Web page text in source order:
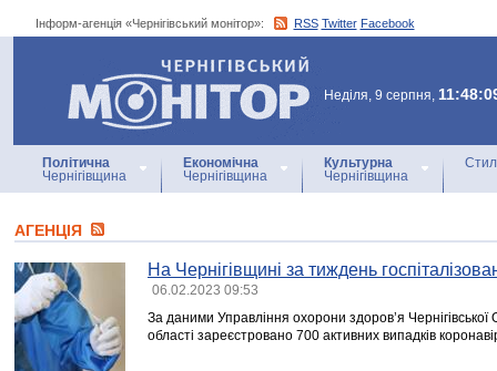
Інформ-агенція «Чернігівський монітор»: RSS Twitter Facebook
Інформ-агенція
«Чернігівський монітор»
Неділя, 9 серпня,
Політична
Чернігівщина
Економічна
Чернігівщина
Культурна
Чернігівщина
АГЕНЦIЯ
На Чернігівщині за тиждень
06.02.2023 09:53
За даними Управління охорони здоров’я
області зареєстровано 700 активних випадків